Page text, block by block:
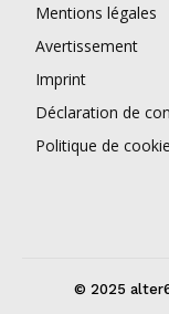
Mentions légales
Avertissement
Imprint
Déclaration de
Politique de
© 2025